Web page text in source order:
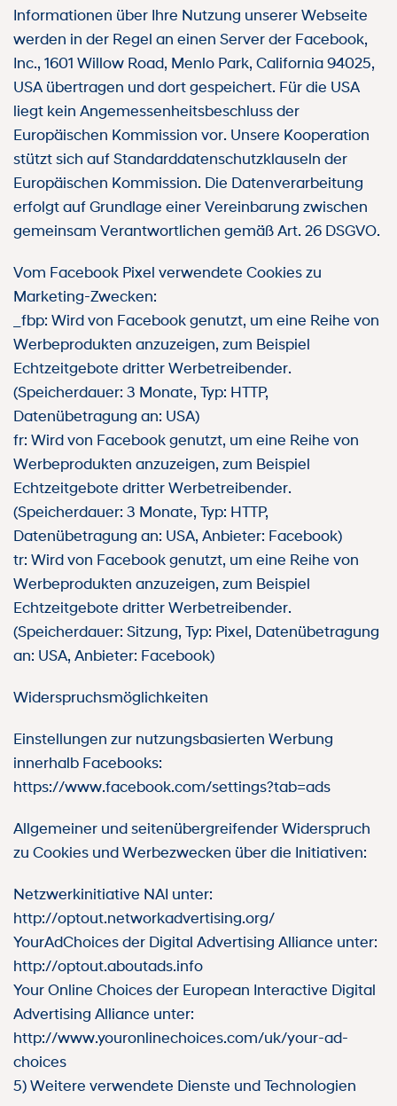
Informationen über Ihre Nutzung unserer Webseite
werden in der Regel an einen Server der Facebook,
Inc., 1601 Willow Road, Menlo Park, California 94025,
USA übertragen und dort gespeichert. Für die USA
liegt kein Angemessenheitsbeschluss der
Europäischen Kommission vor. Unsere Kooperation
stützt sich auf Standarddatenschutzklauseln der
Europäischen Kommission. Die Datenverarbeitung
erfolgt auf Grundlage einer Vereinbarung zwischen
gemeinsam Verantwortlichen gemäß Art. 26 DSGVO.
Vom Facebook Pixel verwendete Cookies zu
Marketing-Zwecken:
_fbp: Wird von Facebook genutzt, um eine Reihe von
Werbeprodukten anzuzeigen, zum Beispiel
Echtzeitgebote dritter Werbetreibender.
(Speicherdauer: 3 Monate, Typ: HTTP,
Datenübetragung an: USA)
fr: Wird von Facebook genutzt, um eine Reihe von
Werbeprodukten anzuzeigen, zum Beispiel
Echtzeitgebote dritter Werbetreibender.
(Speicherdauer: 3 Monate, Typ: HTTP,
Datenübetragung an: USA, Anbieter: Facebook)
tr: Wird von Facebook genutzt, um eine Reihe von
Werbeprodukten anzuzeigen, zum Beispiel
Echtzeitgebote dritter Werbetreibender.
(Speicherdauer: Sitzung, Typ: Pixel, Datenübetragung
an: USA, Anbieter: Facebook)
Widerspruchsmöglichkeiten
Einstellungen zur nutzungsbasierten Werbung
innerhalb Facebooks:
https://www.facebook.com/settings?tab=ads
Allgemeiner und seitenübergreifender Widerspruch
zu Cookies und Werbezwecken über die Initiativen:
Netzwerkinitiative NAI unter:
http://optout.networkadvertising.org/
YourAdChoices der Digital Advertising Alliance unter:
http://optout.aboutads.info
Your Online Choices der European Interactive Digital
Advertising Alliance unter:
http://www.youronlinechoices.com/uk/your-ad-
choices
5) Weitere verwendete Dienste und Technologien